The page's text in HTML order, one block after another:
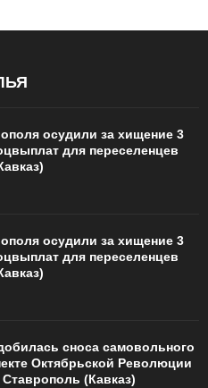
осудили за хищение 3
для переселенцев
осудили за хищение 3
для переселенцев
сноса самовольного
Октябрьской Революции
(Кавказ)